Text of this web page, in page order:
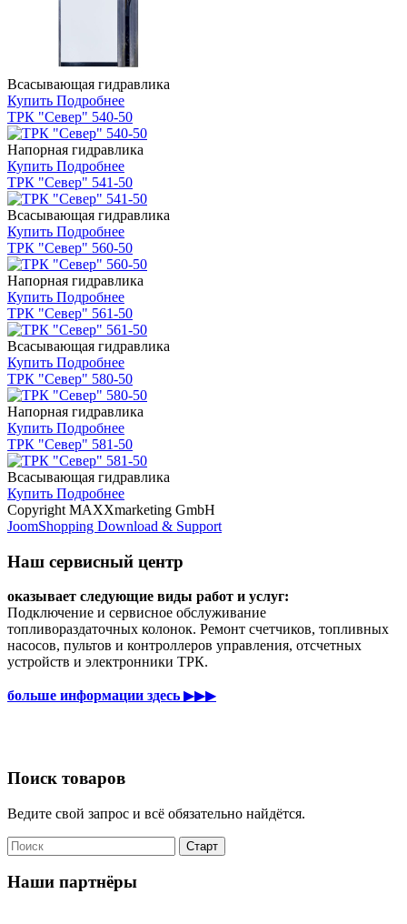
Всасывающая гидравлика
Купить Подробнее
ТРК "Север" 540-50
Напорная гидравлика
Купить Подробнее
ТРК "Север" 541-50
Всасывающая гидравлика
Купить Подробнее
ТРК "Север" 560-50
Напорная гидравлика
Купить Подробнее
ТРК "Север" 561-50
Всасывающая гидравлика
Купить Подробнее
ТРК "Север" 580-50
Напорная гидравлика
Купить Подробнее
ТРК "Север" 581-50
Всасывающая гидравлика
Купить Подробнее
Copyright MAXXmarketing GmbH
JoomShopping Download & Support
Наш сервисный центр
оказывает следующие виды работ и услуг:
Подключение и сервисное обслуживание
топливораздаточных колонок. Ремонт счетчиков, топливных
насосов, пультов и контроллеров управления, отсчетных
устройств и электронники ТРК.
больше информации здесь ▶▶▶
Поиск товаров
Ведите свой запрос и всё обязательно найдётся.
Наши партнёры